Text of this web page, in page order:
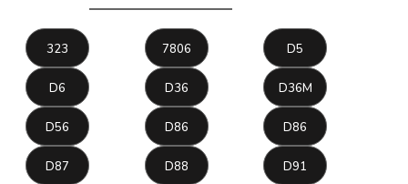
323 7806 D5
D6 D36 D36M
D56 D86 D86
D87 D88 D91